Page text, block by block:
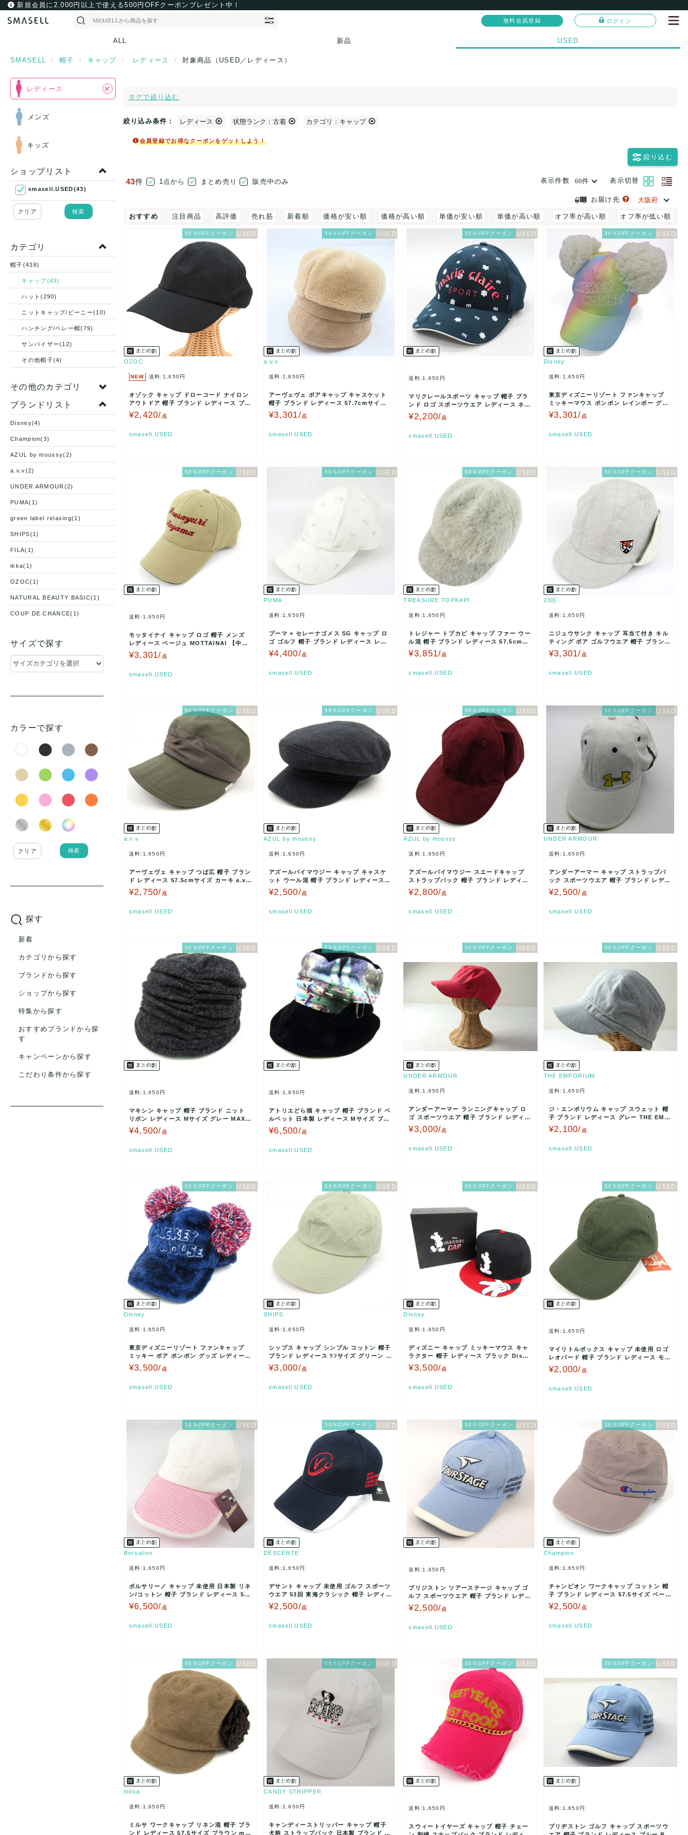
新規会員に2,000円以上で使える500円OFFクーポンプレゼント中！
無料会員登録 ログイン
ALL 新品 USED
SMASELL 帽子 キャップ レディース 対象商品（USED／レディース）
レディース ×
メンズ
キッズ
ショップリスト
smasell.USED(43)
クリア 検索
カテゴリ
帽子(438)
キャップ(43)
ハット(290)
ニットキャップ/ビーニー(10)
ハンチング/ベレー帽(79)
サンバイザー(12)
その他帽子(4)
その他のカテゴリ
ブランドリスト
Disney(4)
Champion(3)
AZUL by moussy(2)
a.v.v(2)
UNDER ARMOUR(2)
PUMA(1)
green label relaxing(1)
SHIPS(1)
FILA(1)
ikka(1)
OZOC(1)
NATURAL BEAUTY BASIC(1)
COUP DE CHANCE(1)
DESCENTE(1)
milsa(1)
Borsalino(1)
Callaway(1)
サイズで探す
カラーで探す
クリア 検索
探す
新着
カテゴリから探す
ブランドから探す
ショップから探す
特集から探す
おすすめブランドから探
す
キャンペーンから探す
こだわり条件から探す
タグで絞り込む
絞り込み条件： レディース 状態ランク：古着 カテゴリ：キャップ
会員登録でお得なクーポンをゲットしよう！
絞り込む
43件 1点から まとめ売り 販売中のみ 表示件数 表示切替
お届け先
おすすめ 注目商品 高評価 売れ筋 新着順 価格が安い順 価格が高い順 単価が安い順 単価が高い順 オフ率が高い順 オフ率が低い順
50％OFFクーポン
OZOC
NEW 送料:1,650円
オゾック キャップ ドローコード ナイロン
アウトドア 帽子 ブランド レディース ブラ
ック OZO…
¥2,420/ 点
smasell.USED
50％OFFクーポン
a.v.v
送料:1,650円
アーヴェヴェ ボアキャップ キャスケット
帽子 ブランド レディース 57.7cmサイズ
ベージュ …
¥3,301/点
smasell.USED
50％OFFクーポン
送料:1,650円
マリクレールスポーツ キャップ 帽子 ブラ
ンド ロゴ スポーツウエア レディース ネイ
ビー mari…
¥2,200/点
smasell.USED
50％OFFクーポン
Disney
送料:1,650円
東京ディズニーリゾート ファンキャップ
ミッキーマウス ポンポン レインボー グッ
ズ 58cm 帽子…
¥3,301/ 点
smasell.USED
50％OFFクーポン
送料:1,650円
モッタイナイ キャップ ロゴ 帽子 メンズ
レディース ベージュ MOTTAINAI 【中
古】
¥3,301/ 点
smasell.USED
50％OFFクーポン
PUMA
送料:1,650円
プーマ × セレーナゴメス SG キャップ ロ
ゴ ゴルフ 帽子 ブランド レディース レデ
ィース オ…
¥4,400/点
smasell.USED
50％OFFクーポン
TREASURE TOPKAPI
送料:1,650円
トレジャー トプカピ キャップ ファー ウー
ル混 帽子 ブランド レディース 57.5cmサ
イズ …
¥3,851/点
smasell.USED
50％OFFクーポン
23区
送料:1,650円
ニジュウサンク キャップ 耳当て付き キル
ティング ボア ゴルフウエア 帽子 ブランド
レディース …
¥3,301/ 点
smasell.USED
50％OFFクーポン
a.v.v
送料:1,650円
アーヴェヴェ キャップ つば広 帽子 ブラン
ド レディース 57.5cmサイズ カーキ a.v.v
…
¥2,750/ 点
smasell.USED
50％OFFクーポン
AZUL by moussy
送料:1,650円
アズールバイマウジー キャップ キャスケ
ット ウール混 帽子 ブランド レディース ﾌ
ﾘｰサイズ グ…
¥2,500/点
smasell.USED
50％OFFクーポン
AZUL by moussy
送料:1,650円
アズールバイマウジー スエードキャップ
ストラップバック 帽子 ブランド レディー
ス ﾌﾘｰサイズ …
¥2,800/点
smasell.USED
50％OFFクーポン
UNDER ARMOUR
送料:1,650円
アンダーアーマー キャップ ストラップバ
ック スポーツウエア 帽子 ブランド レディ
ース ホワイト …
¥2,500/ 点
smasell.USED
50％OFFクーポン
送料:1,650円
マキシン キャップ 帽子 ブランド ニット
リボン レディース Mサイズ グレー MAXI
M 【中古…
¥4,500/ 点
smasell.USED
50％OFFクーポン
送料:1,650円
アトリエどら猫 キャップ 帽子 ブランド ベ
ルベット 日本製 レディース Mサイズ ブラ
ック ate…
¥6,500/点
smasell.USED
50％OFFクーポン
UNDER ARMOUR
送料:1,650円
アンダーアーマー ランニングキャップ ロ
ゴ スポーツウエア 帽子 ブランド レディー
ス レッド UN…
¥3,000/点
smasell.USED
50％OFFクーポン
THE EMPORIUM
送料:1,650円
ジ・エンポリウム キャップ スウェット 帽
子 ブランド レディース グレー THE EMP
ORIUM…
¥2,100/ 点
smasell.USED
50％OFFクーポン
Disney
送料:1,650円
東京ディズニーリゾート ファンキャップ
ミッキー ボア ポンポン グッズ レディース
ブルー Dis…
¥3,500/ 点
smasell.USED
50％OFFクーポン
SHIPS
送料:1,650円
シップス キャップ シンプル コットン 帽子
ブランド レディース ﾜﾝサイズ グリーン S
HIPS…
¥3,000/点
smasell.USED
50％OFFクーポン
Disney
送料:1,650円
ディズニー キャップ ミッキーマウス キャ
ラクター 帽子 レディース ブラック Disne
y 【中古…
¥3,500/点
smasell.USED
50％OFFクーポン
送料:1,650円
マイリトルボックス キャップ 未使用 ロゴ
レオパード 帽子 ブランド レディース モス
グリーン M…
¥2,000/ 点
smasell.USED
50％OFFクーポン
Borsalino
送料:1,650円
ボルサリーノ キャップ 未使用 日本製 リネ
ン/コットン 帽子 ブランド レディース 52c
mサイズ…
¥6,500/ 点
smasell.USED
50％OFFクーポン
DESCENTE
送料:1,650円
デサント キャップ 未使用 ゴルフ スポーツ
ウエア 53回 東海クラシック 帽子 レディー
ス ネイビ…
¥2,500/点
smasell.USED
50％OFFクーポン
送料:1,650円
ブリジストン ツアーステージ キャップ ゴ
ルフ スポーツウエア 帽子 ブランド レディ
ース ブルー …
¥2,500/点
smasell.USED
50％OFFクーポン
Champion
送料:1,650円
チャンピオン ワークキャップ コットン 帽
子 ブランド レディース 57.5サイズ ベージ
ュ Cha…
¥2,500/ 点
smasell.USED
50％OFFクーポン
milsa
送料:1,650円
ミルサ ワークキャップ リネン混 帽子 ブラ
ンド レディース 57.5サイズ ブラウン mil
50％OFFクーポン
CANDY STRIPPER
送料:1,650円
キャンディーストリッパー キャップ 帽子
犬柄 ストラップバック 日本製 ブランド レ
50％OFFクーポン
送料:1,650円
スウィートイヤーズ キャップ 帽子 チェー
50％OFFクーポン
送料:1,650円
ブリヂストン ゴルフ キャップ スポーツウ